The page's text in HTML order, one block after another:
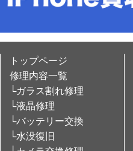
トップページ
修理内容一覧
└ガラス割れ修理
└液晶修理
└バッテリー交換
└水没復旧